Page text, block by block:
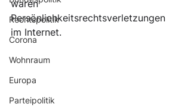
Rechtspolitik
Corona
Wohnraum
Europa
Parteipolitik
waren
Persönlichkeitsrechtsverletzungen
im Internet.